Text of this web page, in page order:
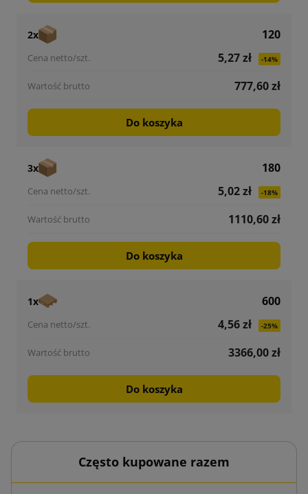
2x
120
5,27 zł
-14%
777,60 zł
Do koszyka
3x
180
5,02 zł
-18%
1110,60 zł
Do koszyka
1x
600
4,56 zł
-25%
3366,00 zł
Do koszyka
Często kupowane razem